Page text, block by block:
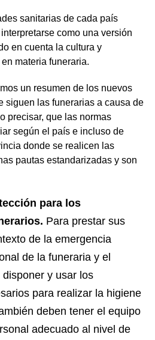
sanitarias de cada país
como una versión
en cuenta la cultura y
materia funeraria.
un resumen de los nuevos
siguen las funerarias a causa de
precisar, que las normas
según el país e incluso de
donde se realicen las
pautas estandarizadas y son
para los
Para prestar sus
de la emergencia
de la funeraria y el
y usar los
para realizar la higiene
deben tener el equipo
adecuado al nivel de